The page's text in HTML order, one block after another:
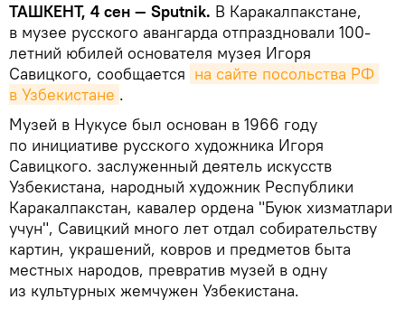
ТАШКЕНТ, 4 сен — Sputnik. В Каракалпакстане,
в музее русского авангарда отпраздновали 100-
летний юбилей основателя музея Игоря
Савицкого, сообщается на сайте посольства РФ
в Узбекистане .
Музей в Нукусе был основан в 1966 году
по инициативе русского художника Игоря
Савицкого. заслуженный деятель искусств
Узбекистана, народный художник Республики
Каракалпакстан, кавалер ордена "Буюк хизматлари
учун", Савицкий много лет отдал собирательству
картин, украшений, ковров и предметов быта
местных народов, превратив музей в одну
из культурных жемчужен Узбекистана.